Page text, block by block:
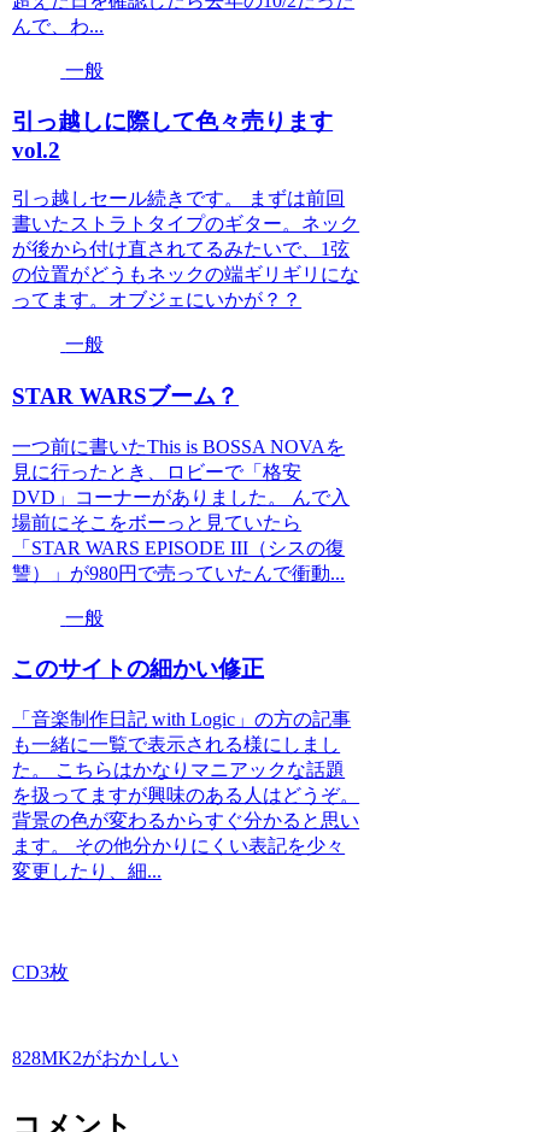
んで、わ...
一般
引っ越しに際して色々売ります
vol.2
引っ越しセール続きです。 まずは前回
書いたストラトタイプのギター。ネック
が後から付け直されてるみたいで、1弦
の位置がどうもネックの端ギリギリにな
ってます。オブジェにいかが？？
一般
STAR WARSブーム？
一つ前に書いたThis is BOSSA NOVAを
見に行ったとき、ロビーで「格安
DVD」コーナーがありました。 んで入
場前にそこをボーっと見ていたら
「STAR WARS EPISODE III（シスの復
讐）」が980円で売っていたんで衝動...
一般
このサイトの細かい修正
「音楽制作日記 with Logic」の方の記事
も一緒に一覧で表示される様にしまし
た。 こちらはかなりマニアックな話題
を扱ってますが興味のある人はどうぞ。
背景の色が変わるからすぐ分かると思い
ます。 その他分かりにくい表記を少々
変更したり、細...
CD3枚
828MK2がおかしい
コメント